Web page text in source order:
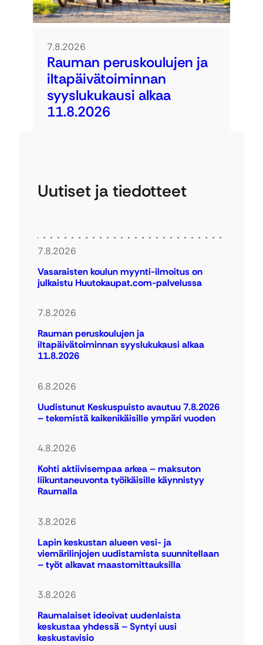
7.8.2026
Rauman peruskoulujen ja
iltapäivätoiminnan
syyslukukausi alkaa
11.8.2026
Uutiset ja tiedotteet
7.8.2026
Vasaraisten koulun myynti-ilmoitus on
julkaistu Huutokaupat.com-palvelussa
7.8.2026
Rauman peruskoulujen ja
iltapäivätoiminnan syyslukukausi alkaa
11.8.2026
6.8.2026
Uudistunut Keskuspuisto avautuu 7.8.2026
– tekemistä kaikenikäisille ympäri vuoden
4.8.2026
Kohti aktiivisempaa arkea – maksuton
liikuntaneuvonta työikäisille käynnistyy
Raumalla
3.8.2026
Lapin keskustan alueen vesi- ja
viemärilinjojen uudistamista suunnitellaan
– työt alkavat maastomittauksilla
3.8.2026
Raumalaiset ideoivat uudenlaista
keskustaa yhdessä – Syntyi uusi
keskustavisio